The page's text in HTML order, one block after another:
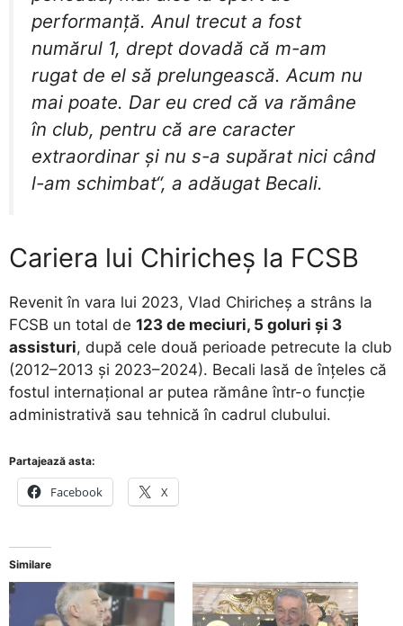
performanță. Anul trecut a fost
numărul 1, drept dovadă că m-am
rugat de el să prelungească. Acum nu
mai poate. Dar eu cred că va rămâne
în club, pentru că are caracter
extraordinar și nu s-a supărat nici când
l-am schimbat“, a adăugat Becali.
Cariera lui Chiricheș la FCSB
Revenit în vara lui 2023, Vlad Chiricheș a strâns la
FCSB un total de 123 de meciuri, 5 goluri și 3
assisturi, după cele două perioade petrecute la club
(2012–2013 și 2023–2024). Becali lasă de înțeles că
fostul internațional ar putea rămâne într-o funcție
administrativă sau tehnică în cadrul clubului.
Partajează asta:
Facebook X
Similare